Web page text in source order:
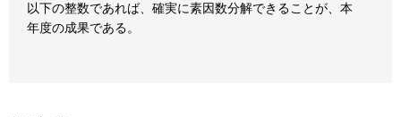
以下の整数であれば、確実に素因数分解できることが、本
年度の成果である。